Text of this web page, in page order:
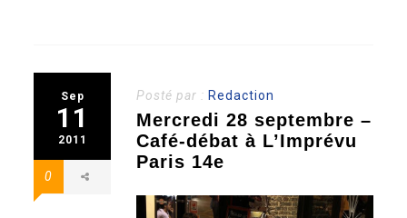
Sep
11
2011
0
Posté par : Redaction
Mercredi 28 septembre –
Café-débat à L’Imprévu
Paris 14e